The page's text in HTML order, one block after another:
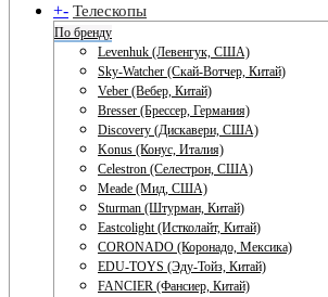
+- Телескопы
По бренду
Levenhuk (Левенгук, США)
Sky-Watcher (Скай-Вотчер, Китай)
Veber (Вебер, Китай)
Bresser (Брессер, Германия)
Discovery (Дискавери, США)
Konus (Конус, Италия)
Celestron (Селестрон, США)
Meade (Мид, США)
Sturman (Штурман, Китай)
Eastcolight (Истколайт, Китай)
CORONADO (Коронадо, Мексика)
EDU-TOYS (Эду-Тойз, Китай)
FANCIER (Фансиер, Китай)